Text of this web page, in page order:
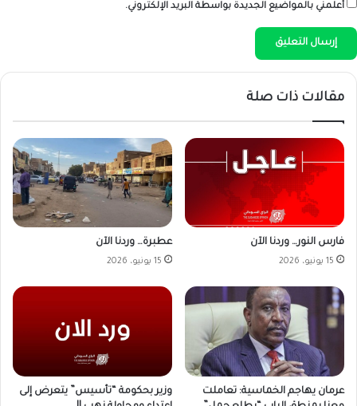
أعلمني بالمواضيع الجديدة بواسطة البريد الإلكتروني.
مقالات ذات صلة
فارس النور… وردنا الآن
15 يونيو، 2026
عطبرة… وردنا الآن
15 يونيو، 2026
عرمان يهاجم الخماسية: تعاملت
وزير بحكومة “تأسيس” يتعرض إلى